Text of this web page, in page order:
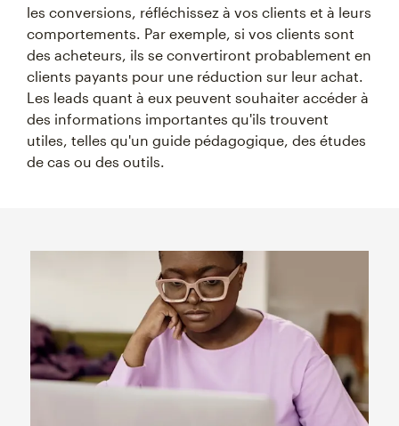
les conversions, réfléchissez à vos clients et à leurs
comportements. Par exemple, si vos clients sont
des acheteurs, ils se convertiront probablement en
clients payants pour une réduction sur leur achat.
Les leads quant à eux peuvent souhaiter accéder à
des informations importantes qu'ils trouvent
utiles, telles qu'un guide pédagogique, des études
de cas ou des outils.